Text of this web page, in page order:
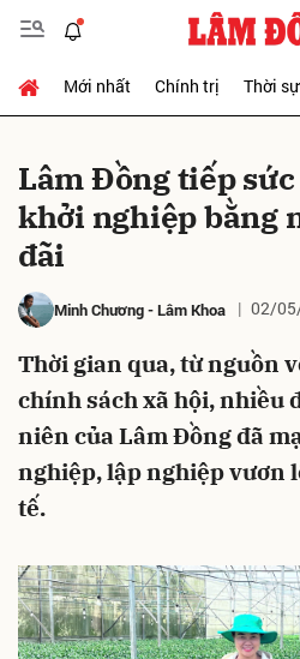
Mới nhất Chính trị Thời sự
Lâm Đồng tiếp
khởi nghiệp bằng
đãi
Minh Chương-Lâm Khoa 02/
Thời gian qua, từ nguồn
chính sách xã hội, nhiều
niên của Lâm Đồng đã
nghiệp, lập nghiệp vươn
tế.
Gửi bình luận